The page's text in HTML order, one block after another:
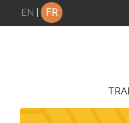
Panneau de gestion des cookies
EN FR